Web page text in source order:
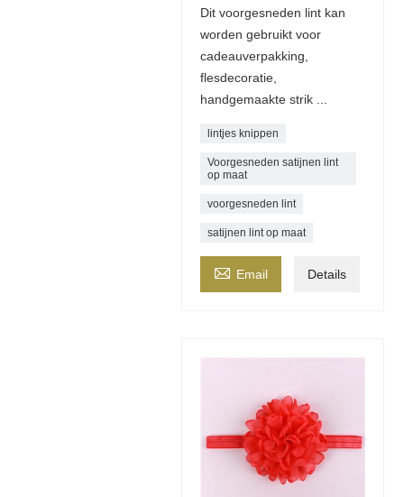
Dit voorgesneden lint kan
worden gebruikt voor
cadeauverpakking,
flesdecoratie,
handgemaakte strik ...
lintjes knippen
Voorgesneden satijnen lint
op maat
voorgesneden lint
satijnen lint op maat
 Email Details